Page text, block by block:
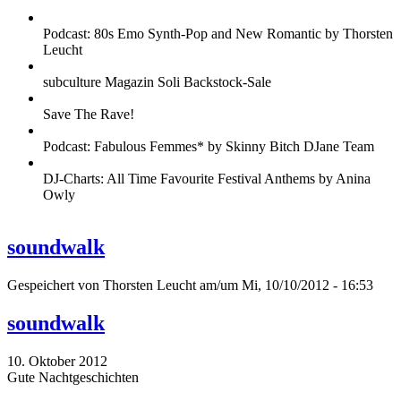
Podcast: 80s Emo Synth-Pop and New Romantic by Thorsten
Leucht
subculture Magazin Soli Backstock-Sale
Save The Rave!
Podcast: Fabulous Femmes* by Skinny Bitch DJane Team
DJ-Charts: All Time Favourite Festival Anthems by Anina
Owly
soundwalk
Gespeichert von Thorsten Leucht am/um Mi, 10/10/2012 - 16:53
soundwalk
10. Oktober 2012
Gute Nachtgeschichten